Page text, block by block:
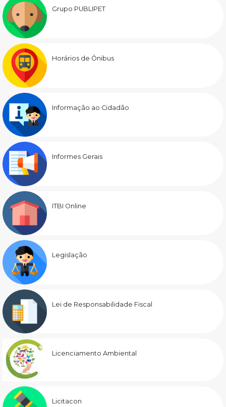
Grupo PUBLIPET
Horários de Ônibus
Informação ao Cidadão
Informes Gerais
ITBI Online
Legislação
Lei de Responsabilidade Fiscal
Licenciamento Ambiental
Licitacon